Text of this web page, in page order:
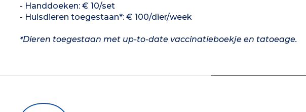
- Handdoeken: € 10/set
- Huisdieren toegestaan*: € 100/dier/week
*Dieren toegestaan met up-to-date vaccinatieboekje en tatoeage.